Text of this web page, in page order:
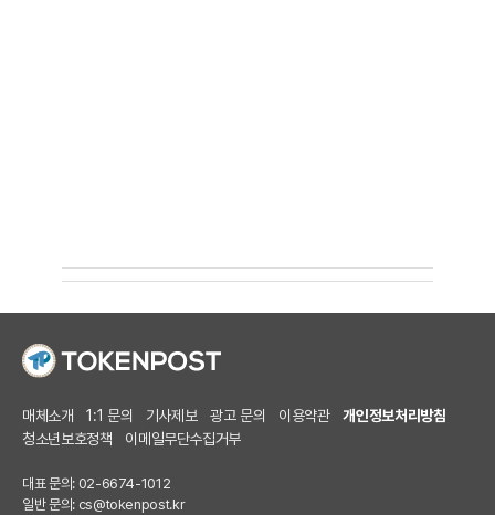
매체소개 1:1 문의 기사제보 광고 문의 이용약관
개인정보처리방침
청소년보호정책
이메일무단수집거부
대표 문의: 02-6674-1012
일반 문의: cs@tokenpost.kr